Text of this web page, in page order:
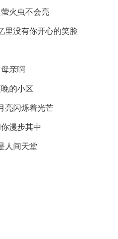
火虫不会亮
里没有你开心的笑脸
母亲啊
的小区
亮闪烁着光芒
漫步其中
人间天堂